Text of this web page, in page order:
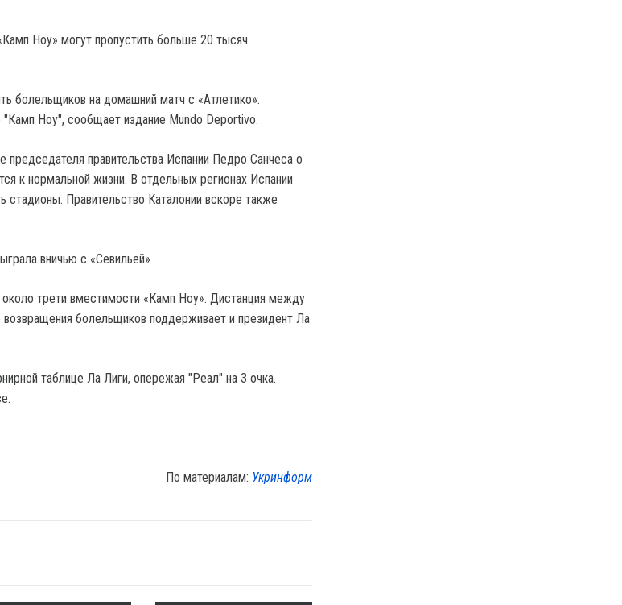
Ноу» могут пропустить больше 20 тысяч
болельщиков на домашний матч с «Атлетико».
Ноу", сообщает издание Mundo Deportivo.
председателя правительства Испании Педро Санчеса о
к нормальной жизни. В отдельных регионах Испании
Правительство Каталонии вскоре также
вничью с «Севильей»
около трети вместимости «Камп Ноу». Дистанция между
болельщиков поддерживает и президент Ла
таблице Ла Лиги, опережая "Реал" на 3 очка.
По материалам: Укринформ